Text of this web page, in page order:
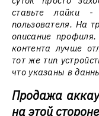
ставьте лайки -
пользователя. На
описание профиля.
контента лучше
тот же тип
что указаны в
Продажа
на этой